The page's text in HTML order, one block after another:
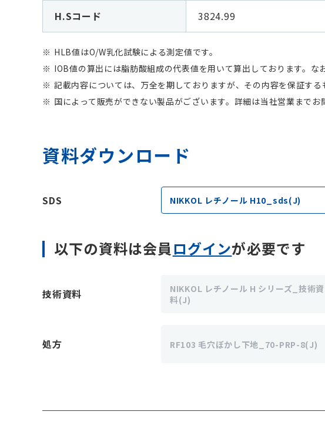
H.Sコード 3824.99
HLB値はO/W乳化試験による測定値です。
IOB値の算出には脂肪酸組成の代表値を用いて算出しております。な
記載内容については、万全を期しておりますが、その内容を保証す
国によって販売ができない製品がございます。詳細は当社営業までお
資料ダウンロード
SDS NIKKOL レチノール H10_sds(J)
以下の資料は会員ログインが必要です
技術資料
NIKKOL レチノール H シリーズ_技術資
料(J)
処方 RF103 毛穴ぼかし下地_70-PRP-8(J)